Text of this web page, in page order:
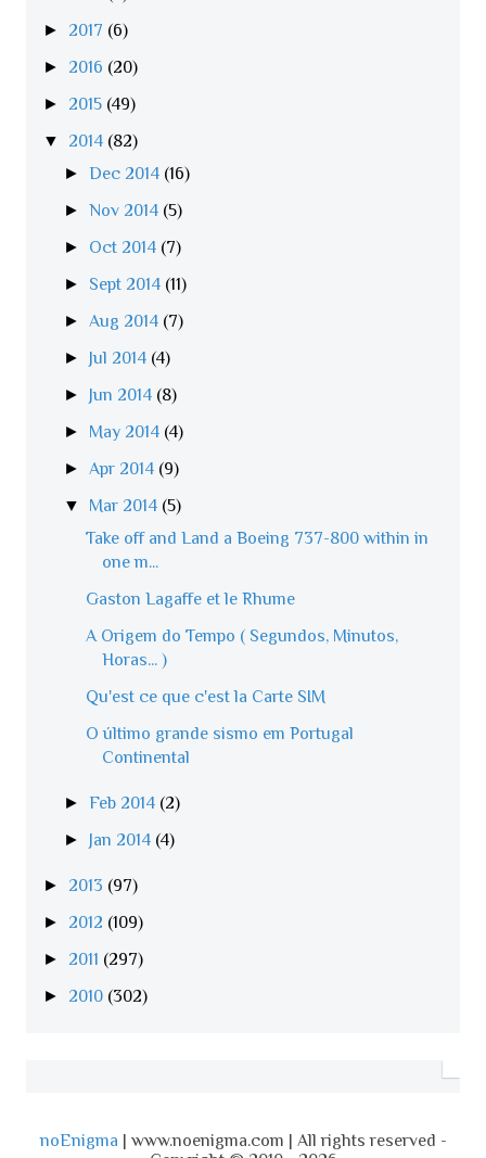
► 2017 (6)
► 2016 (20)
► 2015 (49)
▼ 2014 (82)
►Dec 2014 (16)
►Nov 2014 (5)
► Oct 2014 (7)
► Sept 2014 (11)
► Aug 2014 (7)
► Jul 2014 (4)
► Jun 2014 (8)
► May 2014 (4)
► Apr 2014 (9)
▼ Mar 2014 (5)
Take off and Land a Boeing 737-800 within in
one m...
Gaston Lagaffe et le Rhume
A Origem do Tempo ( Segundos, Minutos,
Horas... )
Qu'est ce que c'est la Carte SIM
O último grande sismo em Portugal
Continental
►Feb 2014 (2)
► Jan 2014 (4)
► 2013 (97)
► 2012 (109)
► 2011 (297)
► 2010 (302)
noEnigma | www.noenigma.com | All rights reserved -